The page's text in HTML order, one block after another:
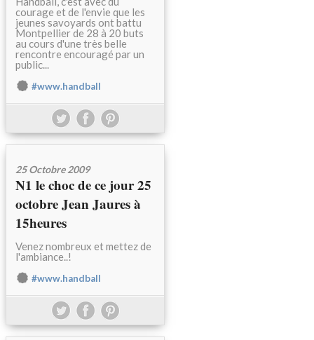
courage et de l'envie que les
jeunes savoyards ont battu
Montpellier de 28 à 20 buts
au cours d'une très belle
rencontre encouragé par un
public...
#www.handball
25 Octobre 2009
N1 le choc de ce jour 25
octobre Jean Jaures à
15heures
Venez nombreux et mettez de
l'ambiance..!
#www.handball